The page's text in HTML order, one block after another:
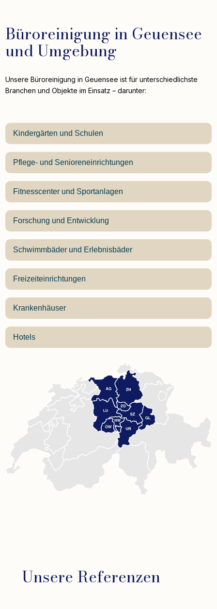
Büroreinigung in Geuensee
und Umgebung
Unsere Büroreinigung in Geuensee ist für unterschiedlichste
Branchen und Objekte im Einsatz – darunter:
Kindergärten und Schulen
Pflege- und Senioreneinrichtungen
Fitnesscenter und Sportanlagen
Forschung und Entwicklung
Schwimmbäder und Erlebnisbäder
Freizeiteinrichtungen
Krankenhäuser
Hotels
Unsere Referenzen